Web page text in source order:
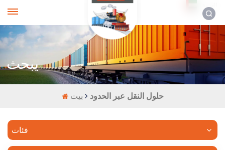
يبحث
حلول النقل عبر الحدود
فئات